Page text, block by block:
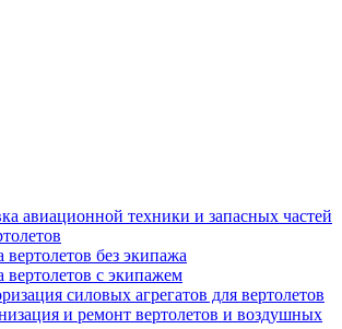
авиационной техники и запасных частей
вертолетов без экипажа
вертолетов с экипажем
силовых агрегатов для вертолетов
и ремонт вертолетов и воздушных